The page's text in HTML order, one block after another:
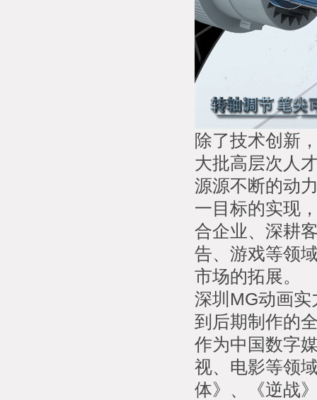
除了技术创新
大批高层次人
源源不断的动
一目标的实现
合企业、深耕
告、游戏等领
市场的拓展。
深圳MG动画
到后期制作的
作为中国数字
视、电影等领
体》、《逆战